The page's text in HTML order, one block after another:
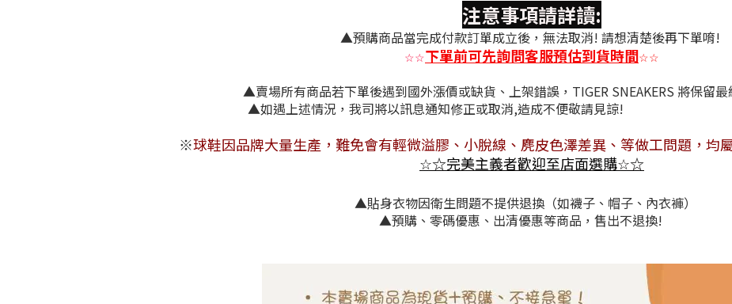
注意事項請詳讀:
▲預購商品當完成付款訂單成立後，無法取消! 請想清楚後再下單唷!
☆☆下單前可先詢問客服預估到貨時間☆☆
▲賣場所有商品若下單後遇到國外漲價或缺貨、上架錯誤，TIGER SNEAKERS 將保留
▲如遇上述情況，我司將以訊息通知修正或取消,造成不便
※球鞋因品牌大量生產，難免會有輕微溢膠、小脫線、麂皮色澤差異 、等做工問題，均
☆☆完美主義者歡迎至店面選購☆☆
▲貼身衣物因衛生問題不提供退換（如襪子、帽子、內衣褲）
▲預購、零碼優惠、出清優惠等商品，售出不退換!